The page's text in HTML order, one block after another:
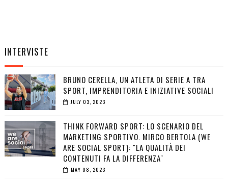
INTERVISTE
BRUNO CERELLA, UN ATLETA DI SERIE A TRA
SPORT, IMPRENDITORIA E INIZIATIVE SOCIALI
JULY 03, 2023
THINK FORWARD SPORT: LO SCENARIO DEL
MARKETING SPORTIVO. MIRCO BERTOLA (WE
ARE SOCIAL SPORT): "LA QUALITÀ DEI
CONTENUTI FA LA DIFFERENZA"
MAY 08, 2023